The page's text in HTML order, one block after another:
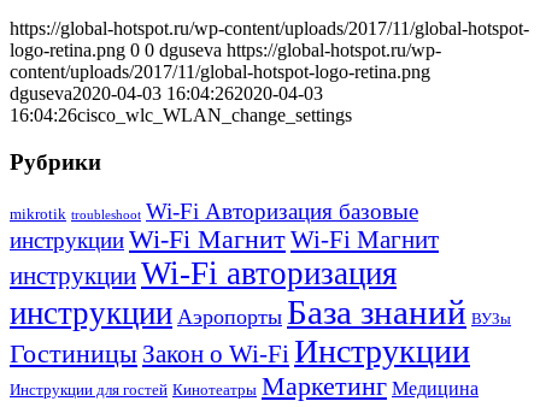
https://global-hotspot.ru/wp-content/uploads/2017/11/global-hotspot-
logo-retina.png 0 0 dguseva https://global-hotspot.ru/wp-
content/uploads/2017/11/global-hotspot-logo-retina.png
dguseva2020-04-03 16:04:262020-04-03
16:04:26cisco_wlc_WLAN_change_settings
Рубрики
mikrotik troubleshoot Wi-Fi Авторизация базовые
инструкцииWi-Fi МагнитWi-Fi Магнит
инструкцииWi-Fi авторизация
инструкции Аэропорты База знаний ВУЗы
Гостиницы Закон о Wi-Fi Инструкции
Инструкции для гостей Кинотеатры Маркетинг Медицина